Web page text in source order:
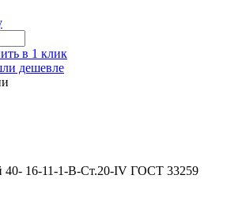
в 1 клик
дешевле
40- 16-11-1-B-Ст.20-IV ГОСТ 33259